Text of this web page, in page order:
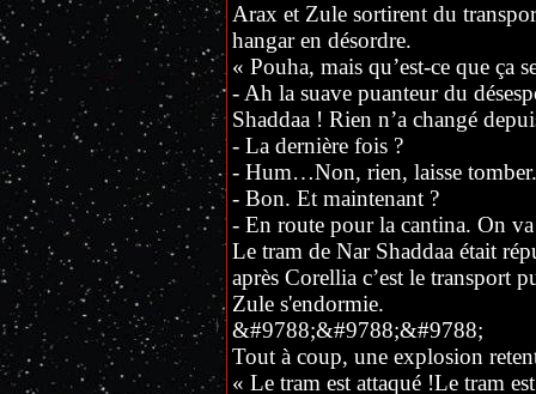
Arax et Zule sortirent du
hangar en désordre.
« Pouha, mais qu’est-ce que ça
- Ah la suave puanteur du
Shaddaa ! Rien n’a changé
- La dernière fois ?
- Hum…Non, rien, laisse tomber.
- Bon. Et maintenant ?
- En route pour la cantina. On
Le tram de Nar Shaddaa était
après Corellia c’est le transport
Zule s'endormie.
&#9788;&#9788;&#9788;
Tout à coup, une explosion
« Le tram est attaqué !Le tram